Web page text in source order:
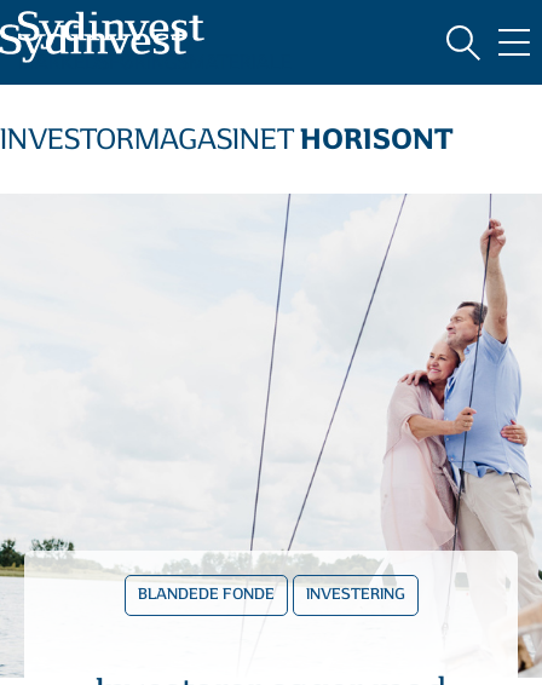
MARKEDSFØRINGSMATERIALE
INVESTORMAGASINETHORISONT
BLANDEDE FONDE INVESTERING